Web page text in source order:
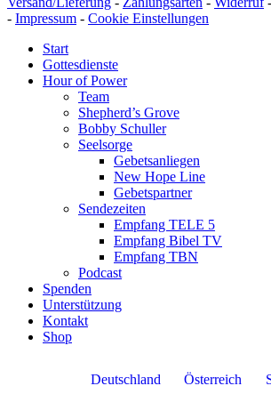
- Impressum - Cookie Einstellungen
Start
Gottesdienste
Hour of Power
Team
Shepherd’s Grove
Bobby Schuller
Seelsorge
Gebetsanliegen
New Hope Line
Gebetspartner
Sendezeiten
Empfang TELE 5
Empfang Bibel TV
Empfang TBN
Podcast
Spenden
Unterstützung
Kontakt
Shop
Deutschland Österreich